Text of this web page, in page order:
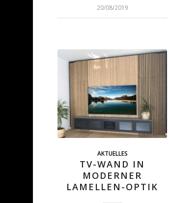
20/08/2019
AKTUELLES
TV-WAND IN
MODERNER
LAMELLEN-OPTIK